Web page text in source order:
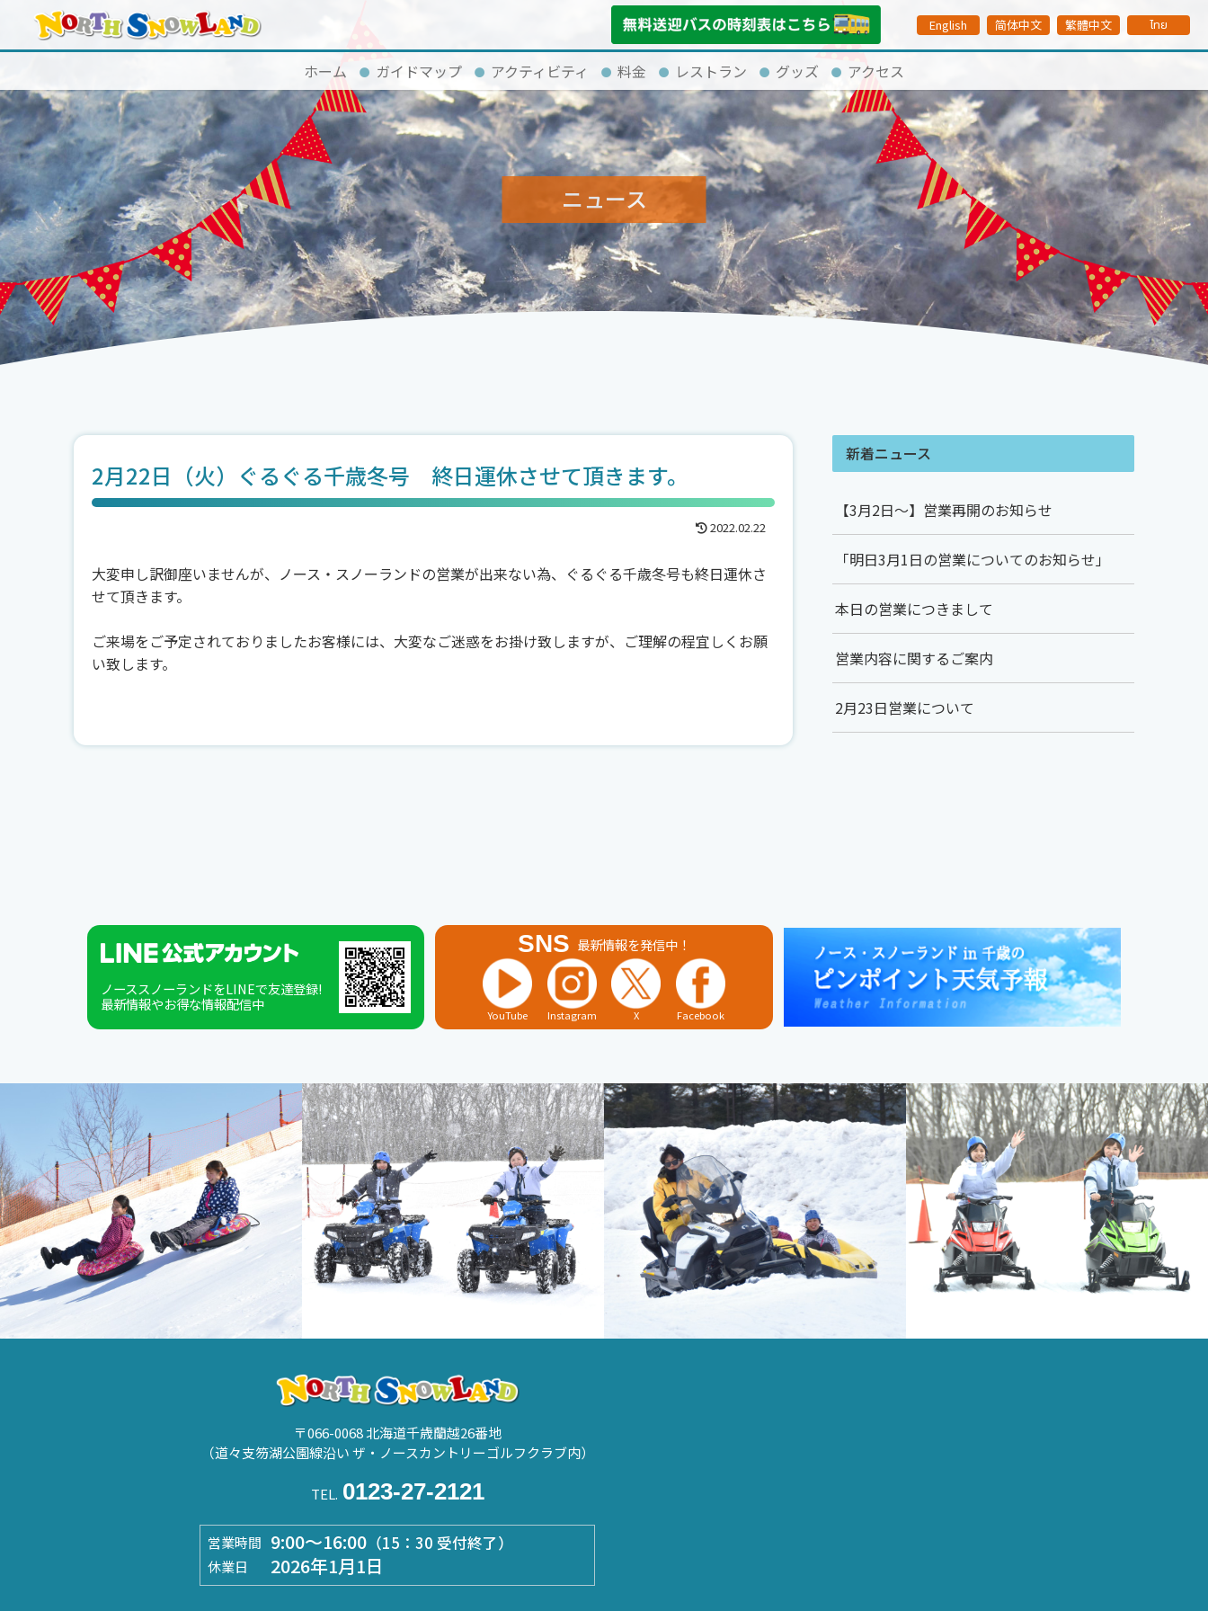
English 简体中文 繁體中文 ไทย
ホーム ガイドマップ アクティビティ 料金 レストラン グッズ アクセス
ニュース
2月22日（火）ぐるぐる千歳冬号 終日運休させて頂きます。
2022.02.22
大変申し訳御座いませんが、ノース・スノーランドの営業が出来ない為、ぐるぐる千歳冬号も終日運休さ
せて頂きます。
ご来場をご予定されておりましたお客様には、大変なご迷惑をお掛け致しますが、ご理解の程宜しくお願
い致します。
新着ニュース
【3月2日～】営業再開のお知らせ
「明日3月1日の営業についてのお知らせ」
本日の営業につきまして
営業内容に関するご案内
2月23日営業について
ノーススノーランドをLINEで友達登録!
最新情報やお得な情報配信中
SNS 最新情報を発信中！
YouTube Instagram X Facebook
〒066-0068 北海道千歳蘭越26番地
（道々支笏湖公園線沿い ザ・ノースカントリーゴルフクラブ内）
TEL. 0123-27-2121
営業時間 9:00～16:00 （15：30 受付終了）
休業日 2026年1月1日